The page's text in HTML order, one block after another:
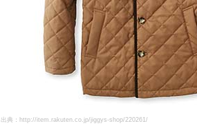
出典：http://item.rakuten.co.jp/jiggys-shop/220261/